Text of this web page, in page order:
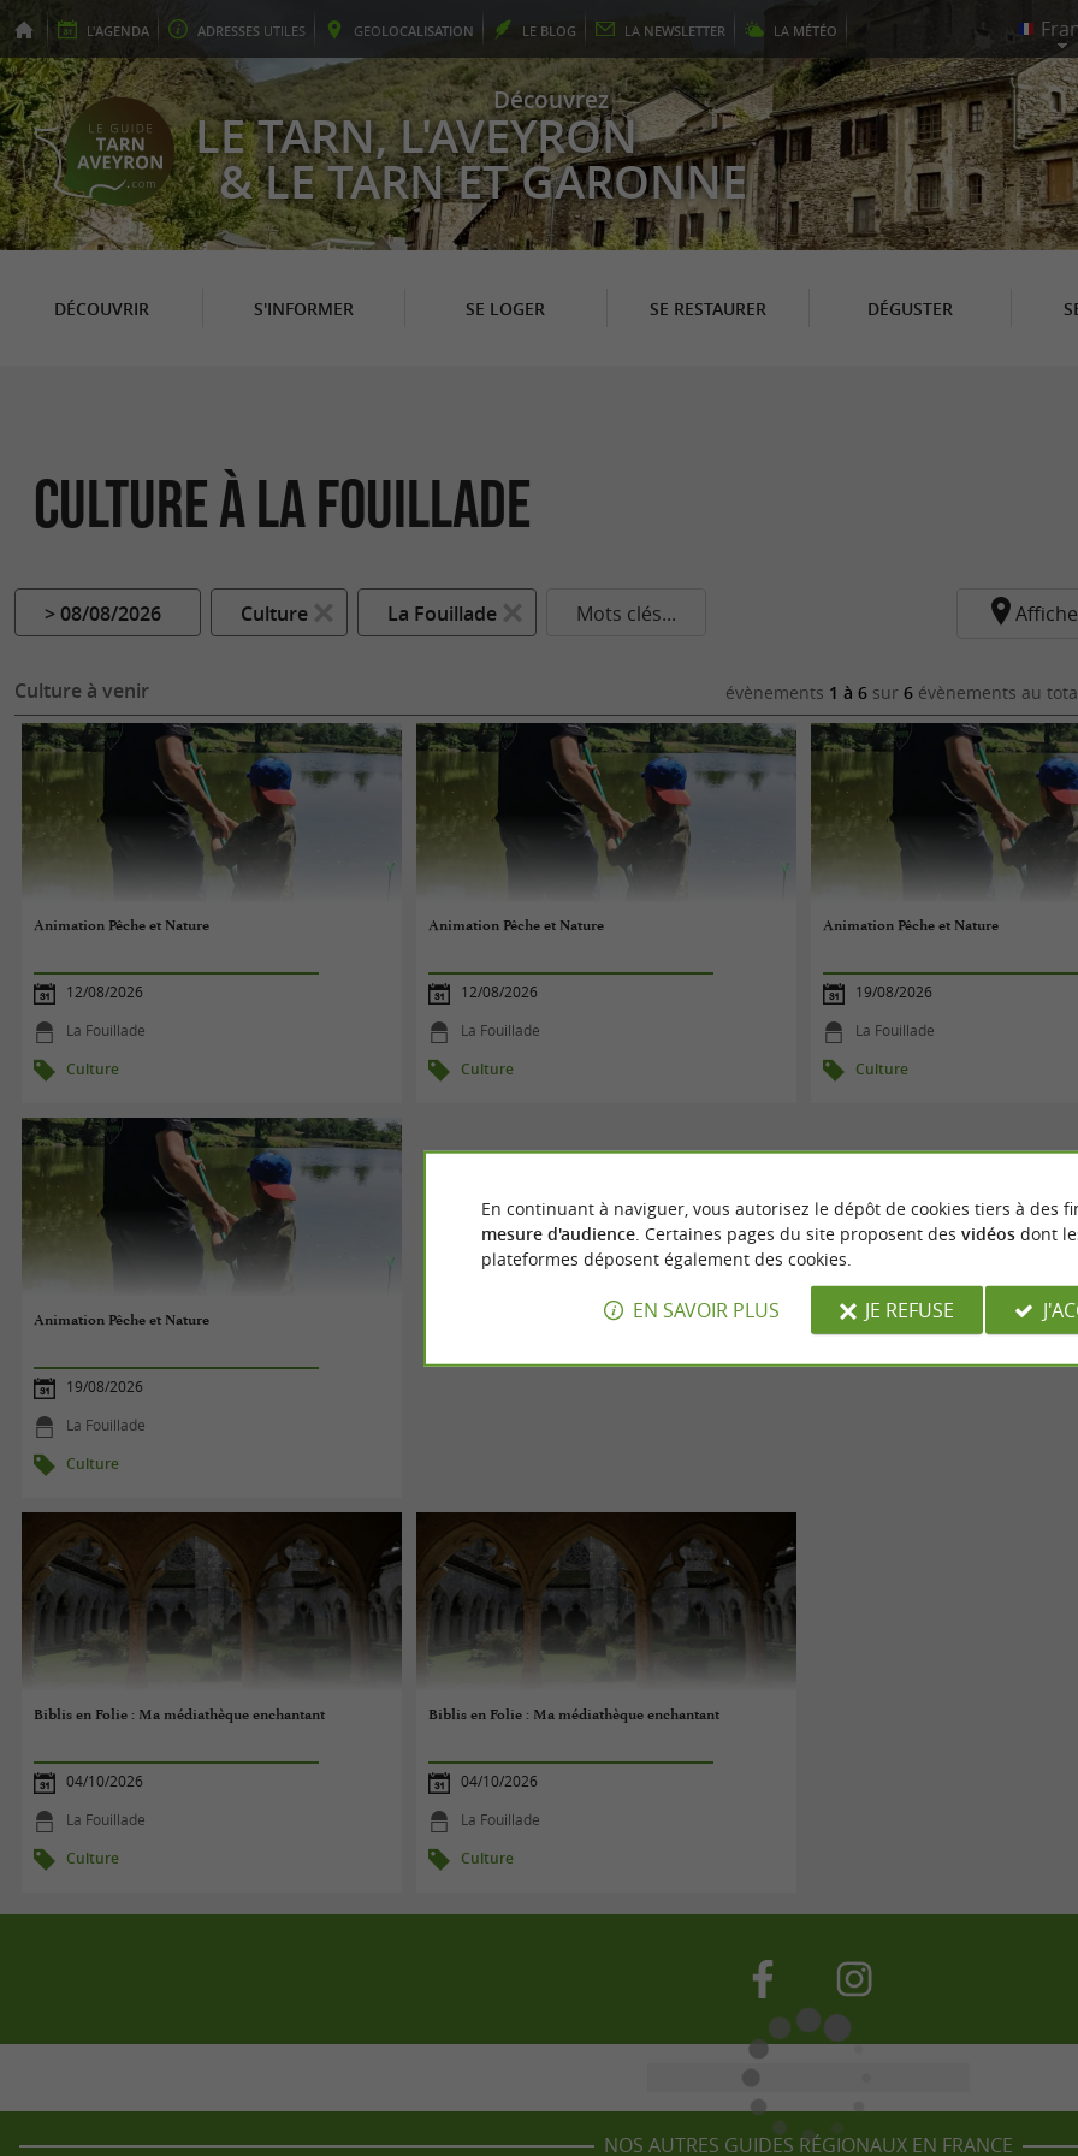
L'AGENDA ADRESSES UTILES GEOLOCALISATION LE BLOG LA NEWSLETTER LA MÉTÉO
Découvrez
LE TARN, L'AVEYRON
& LE TARN ET GARONNE
DÉCOUVRIR S'INFORMER SE LOGER SE RESTAURER DÉGUSTER
Culture à La Fouillade
> 08/08/2026 Culture La Fouillade Mots clés...
Culture à venir évènements 1 à 6 sur 6 évènements au
Animation Pêche et Nature
12/08/2026
La Fouillade
Culture
Animation Pêche et Nature
12/08/2026
La Fouillade
Culture
Animation Pêche et Nature
19/08/2026
La Fouillade
Culture
Animation Pêche et Nature
19/08/2026
La Fouillade
Culture
Biblis en Folie : Ma médiathèque enchantant
04/10/2026
La Fouillade
Culture
Biblis en Folie : Ma médiathèque enchantant
04/10/2026
La Fouillade
Culture
NOS AUTRES GUIDES RÉGIONAUX EN FRANCE
En continuant à naviguer, vous autorisez le dépôt de cookies tiers à des
mesure d'audience. Certaines pages du site proposent des vidéosdont
plateformes déposent également des cookies.
EN SAVOIR PLUS JE REFUSE